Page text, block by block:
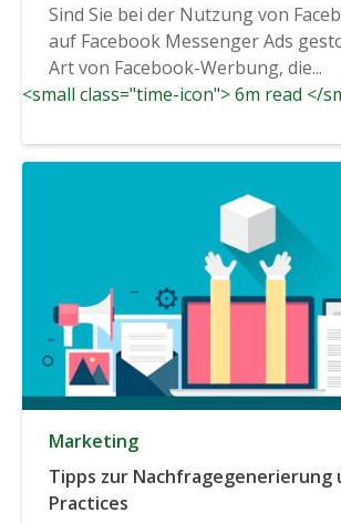
Sind Sie bei der Nutzung von
auf Facebook Messenger Ads
Art von Facebook-Werbung, die...
<small class="time-icon"> 6m read </
Marketing
Tipps zur Nachfragegenerierung
Practices